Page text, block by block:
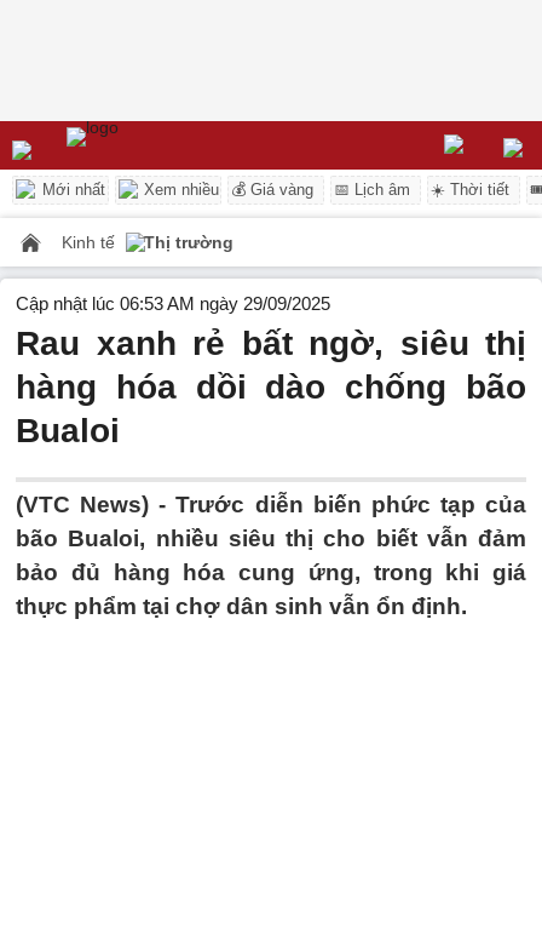
Mới nhất Xem nhiều 💰 Giá vàng 📅 Lịch âm ☀️ Thời tiết
Kinh tế Thị trường
Cập nhật lúc 06:53 AM ngày 29/09/2025
Rau xanh rẻ bất ngờ, siêu thị
hàng hóa dồi dào chống bão
Bualoi
(VTC News) -Trước diễn biến phức tạp của
bão Bualoi, nhiều siêu thị cho biết vẫn đảm
bảo đủ hàng hóa cung ứng, trong khi giá
thực phẩm tại chợ dân sinh vẫn ổn định.